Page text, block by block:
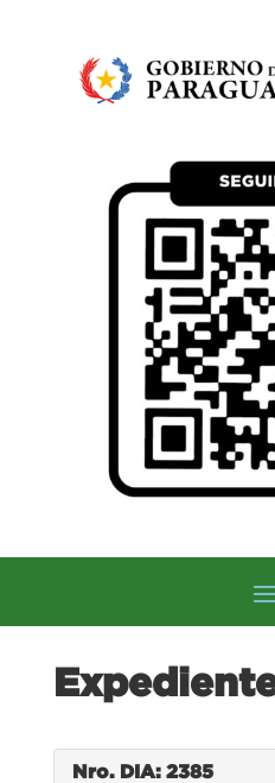
Nro. DIA: 2385